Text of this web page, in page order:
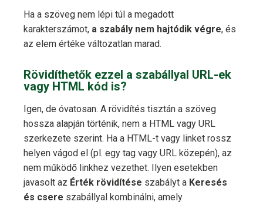
Ha a szöveg nem lépi túl a megadott
karakterszámot, a szabály nem hajtódik végre, és
az elem értéke változatlan marad.
Rövidíthetők ezzel a szabállyal URL-ek
vagy HTML kód is?
Igen, de óvatosan. A rövidítés tisztán a szöveg
hossza alapján történik, nem a HTML vagy URL
szerkezete szerint. Ha a HTML-t vagy linket rossz
helyen vágod el (pl. egy tag vagy URL közepén), az
nem működő linkhez vezethet. Ilyen esetekben
javasolt az Érték rövidítése szabályt a Keresés
és csere szabállyal kombinálni, amely